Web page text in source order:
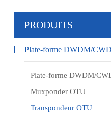
PRODUITS
Plate-forme DWDM/
Plate-forme DWDM/
Muxponder OTU
Transpondeur OTU